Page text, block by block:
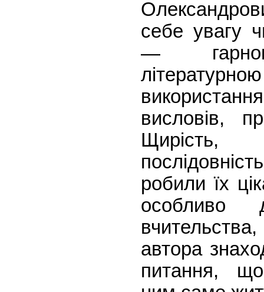
себе увагу
—
висловів,
робили їх
особливо
автора
питання,